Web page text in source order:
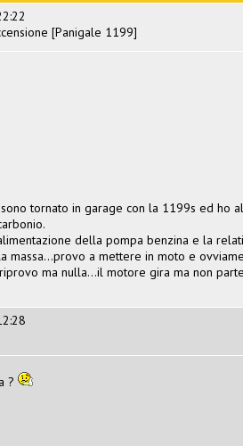
[Panigale 1199]
tornato in garage con la 1199s ed ho
della pompa benzina e la
massa...provo a mettere in moto e
ma nulla...il motore gira ma non
?